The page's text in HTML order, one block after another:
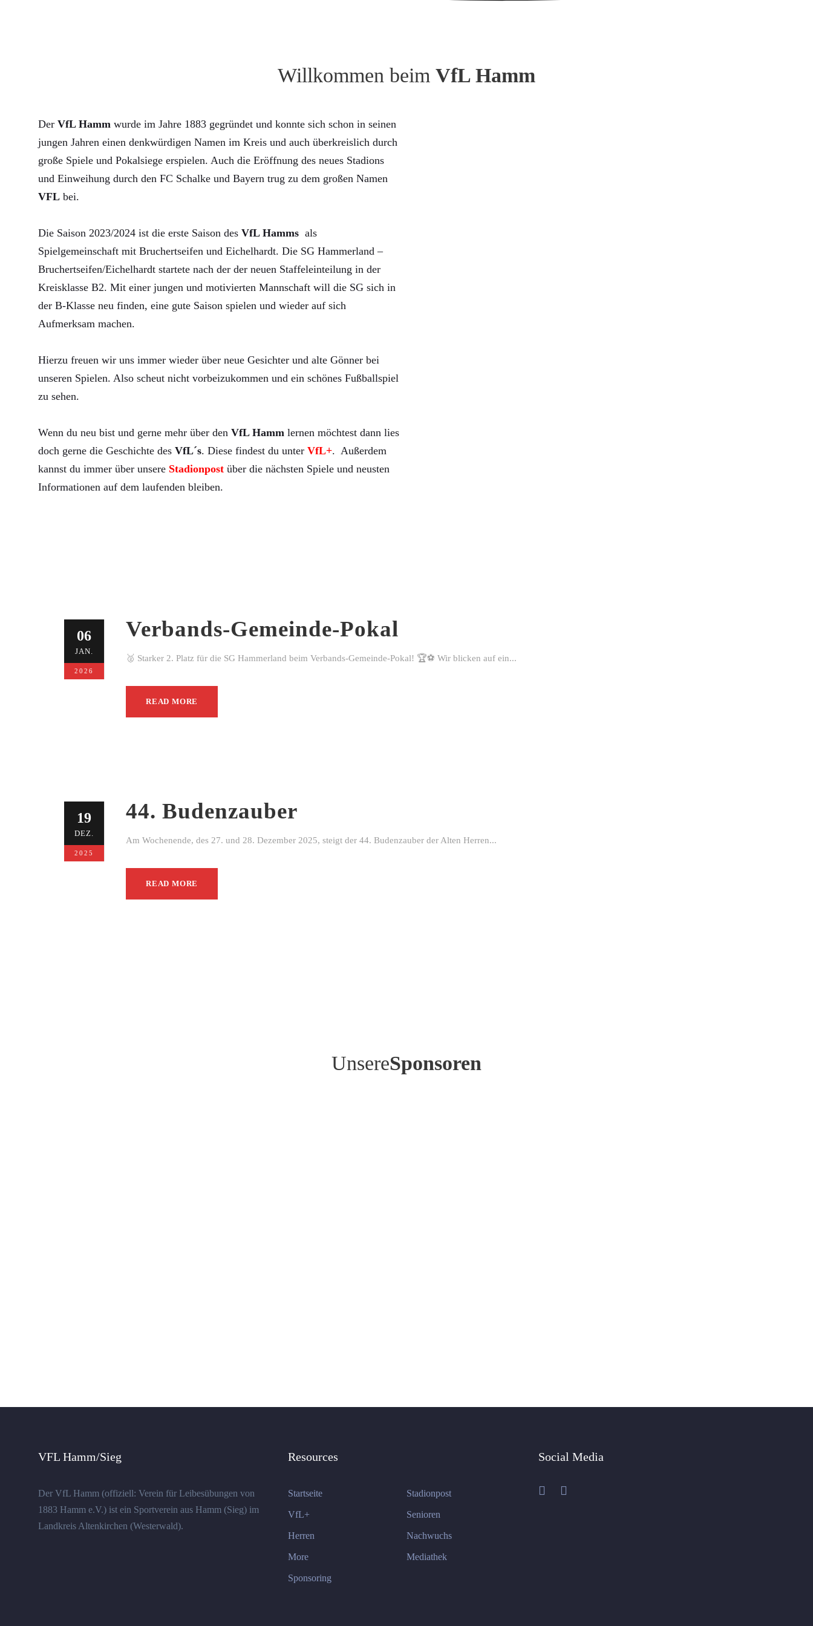
Willkommen beim VfL Hamm
Der VfL Hamm wurde im Jahre 1883 gegründet und konnte sich schon in seinen
jungen Jahren einen denkwürdigen Namen im Kreis und auch überkreislich durch
große Spiele und Pokalsiege erspielen. Auch die Eröffnung des neues Stadions
und Einweihung durch den FC Schalke und Bayern trug zu dem großen Namen
VFL bei.
Die Saison 2023/2024 ist die erste Saison des VfL Hamms als
Spielgemeinschaft mit Bruchertseifen und Eichelhardt. Die SG Hammerland –
Bruchertseifen/Eichelhardt startete nach der der neuen Staffeleinteilung in der
Kreisklasse B2. Mit einer jungen und motivierten Mannschaft will die SG sich in
der B-Klasse neu finden, eine gute Saison spielen und wieder auf sich
Aufmerksam machen.
Hierzu freuen wir uns immer wieder über neue Gesichter und alte Gönner bei
unseren Spielen. Also scheut nicht vorbeizukommen und ein schönes Fußballspiel
zu sehen.
Wenn du neu bist und gerne mehr über den VfL Hamm lernen möchtest dann lies
doch gerne die Geschichte des VfL´s. Diese findest du unter VfL+. Außerdem
kannst du immer über unsere Stadionpost über die nächsten Spiele und neusten
Informationen auf dem laufenden bleiben.
06
JAN.
2026
Verbands-Gemeinde-Pokal
🥈 Starker 2. Platz für die SG Hammerland beim Verbands-Gemeinde-Pokal! 🏆⚽ Wir blicken auf ein...
READ MORE
19
DEZ.
2025
44. Budenzauber
Am Wochenende, des 27. und 28. Dezember 2025, steigt der 44. Budenzauber der Alten Herren...
READ MORE
UnsereSponsoren
VFL Hamm/Sieg
Der VfL Hamm (offiziell: Verein für Leibesübungen von
1883 Hamm e.V.) ist ein Sportverein aus Hamm (Sieg) im
Landkreis Altenkirchen (Westerwald).
Resources
Startseite Stadionpost
VfL+ Senioren
Herren Nachwuchs
More Mediathek
Sponsoring
Social Media